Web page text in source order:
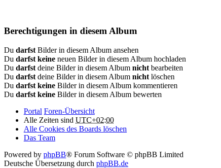
Berechtigungen in diesem Album
Du darfst Bilder in diesem Album ansehen
Du darfst keine neuen Bilder in diesem Album hochladen
Du darfst deine Bilder in diesem Album nicht bearbeiten
Du darfst deine Bilder in diesem Album nicht löschen
Du darfst keine Bilder in diesem Album kommentieren
Du darfst keine Bilder in diesem Album bewerten
Portal Foren-Übersicht
Alle Zeiten sind UTC+02:00
Alle Cookies des Boards löschen
Das Team
Powered by phpBB® Forum Software © phpBB Limited
Deutsche Übersetzung durch phpBB.de